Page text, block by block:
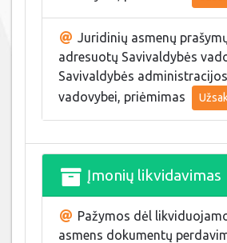
Juridinių asmenų
adresuotų Savivaldybės
Savivaldybės administracijos
vadovybei, priėmimas
Įmonių likvidavimas
Pažymos dėl
asmens dokumentų